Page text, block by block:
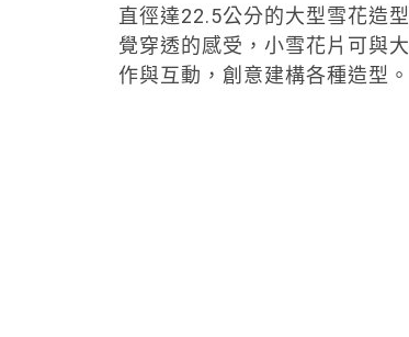
直徑達22.5公分的大型雪花造
覺穿透的感受，小雪花片可與
作與互動，創意建構各種造型。